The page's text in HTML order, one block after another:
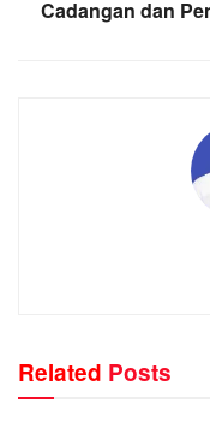
Cadangan dan
Related Posts